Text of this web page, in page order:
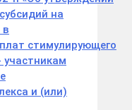
на
в
стимулирующего
участникам
и (или)